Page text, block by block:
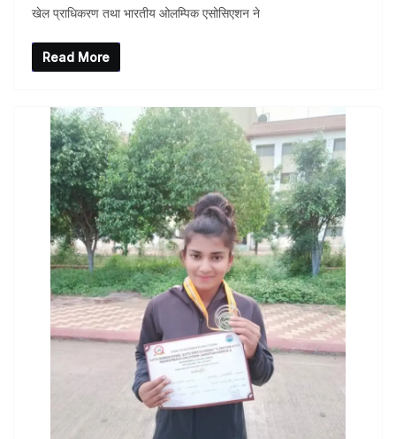
खेल प्राधिकरण तथा भारतीय ओलम्पिक एसोसिएशन ने
Read More